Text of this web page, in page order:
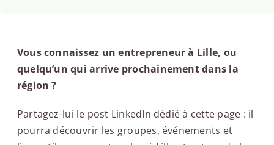
Vous connaissez un entrepreneur à Lille, ou
quelqu’un qui arrive prochainement dans la
région ?
Partagez-lui le post LinkedIn dédié à cette page : il
pourra découvrir les groupes, événements et